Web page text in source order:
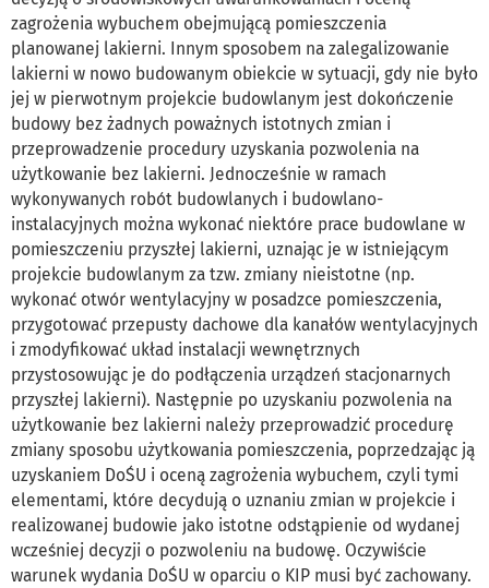
zagrożenia wybuchem obejmującą pomieszczenia
planowanej lakierni. Innym sposobem na zalegalizowanie
lakierni w nowo budowanym obiekcie w sytuacji, gdy nie było
jej w pierwotnym projekcie budowlanym jest dokończenie
budowy bez żadnych poważnych istotnych zmian i
przeprowadzenie procedury uzyskania pozwolenia na
użytkowanie bez lakierni. Jednocześnie w ramach
wykonywanych robót budowlanych i budowlano-
instalacyjnych można wykonać niektóre prace budowlane w
pomieszczeniu przyszłej lakierni, uznając je w istniejącym
projekcie budowlanym za tzw. zmiany nieistotne (np.
wykonać otwór wentylacyjny w posadzce pomieszczenia,
przygotować przepusty dachowe dla kanałów wentylacyjnych
i zmodyfikować układ instalacji wewnętrznych
przystosowując je do podłączenia urządzeń stacjonarnych
przyszłej lakierni). Następnie po uzyskaniu pozwolenia na
użytkowanie bez lakierni należy przeprowadzić procedurę
zmiany sposobu użytkowania pomieszczenia, poprzedzając ją
uzyskaniem DoŚU i oceną zagrożenia wybuchem, czyli tymi
elementami, które decydują o uznaniu zmian w projekcie i
realizowanej budowie jako istotne odstąpienie od wydanej
wcześniej decyzji o pozwoleniu na budowę. Oczywiście
warunek wydania DoŚU w oparciu o KIP musi być zachowany.